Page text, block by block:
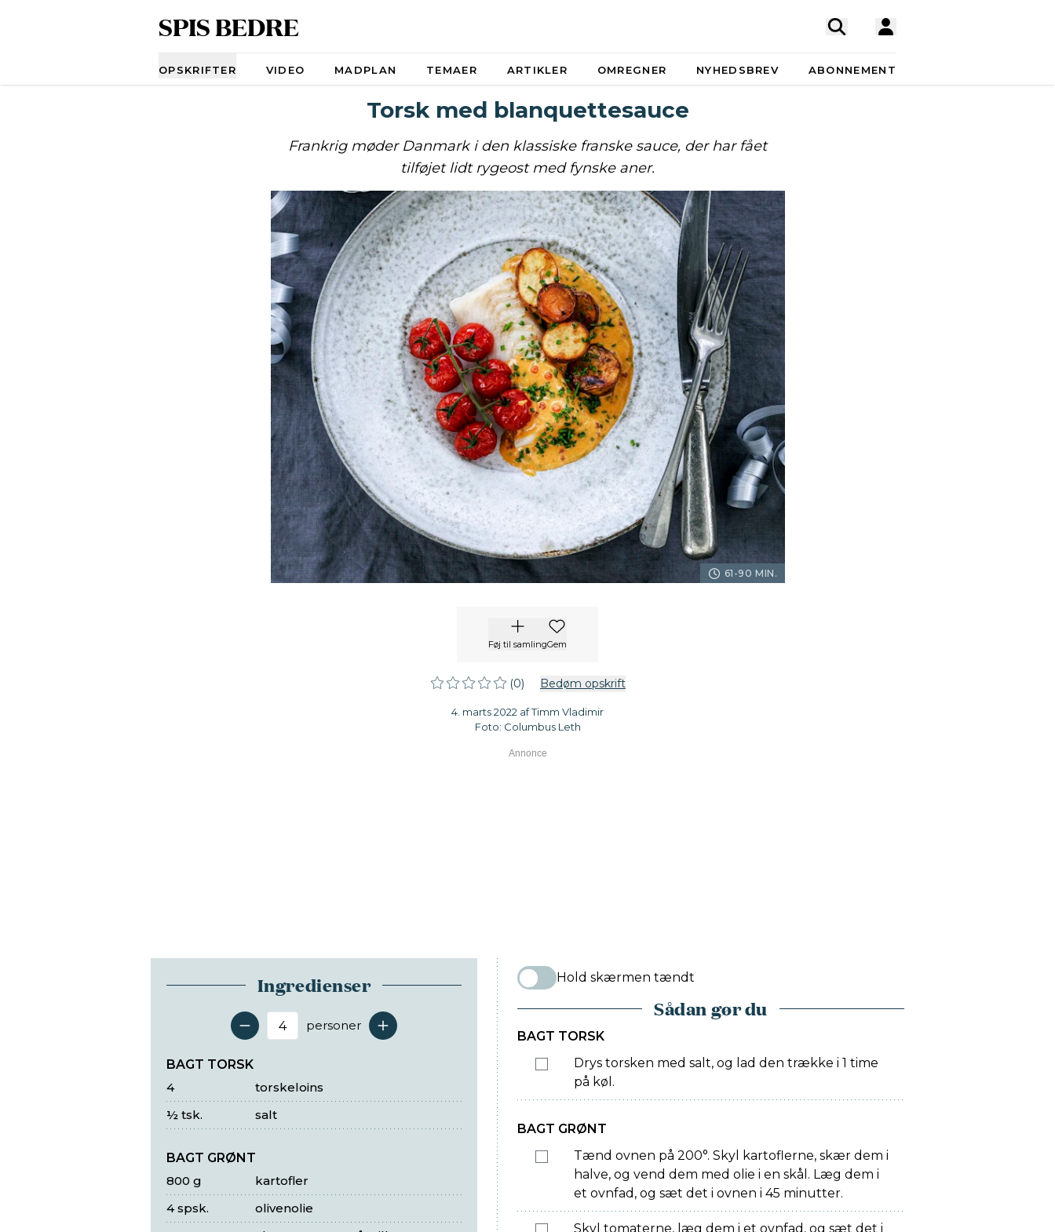
SPIS BEDRE
OPSKRIFTER VIDEO MADPLAN TEMAER ARTIKLER OMREGNER NYHEDSBREV ABONNEMENT
Torsk med blanquettesauce
Frankrig møder Danmark i den klassiske franske sauce, der har fået
tilføjet lidt rygeost med fynske aner.
61-90 MIN.
Føj til samlingGem
(0) Bedøm opskrift
4. marts 2022 af Timm Vladimir
Foto: Columbus Leth
Ingredienser
Antal serveringer
personer
BAGT TORSK
torskeloins
4
salt
½ tsk.
BAGT GRØNT
kartofler
800 g
olivenolie
4 spsk.
Hold skærmen tændt
Sådan gør du
BAGT TORSK
Drys torsken med salt, og lad den trække i 1 time
på køl.
BAGT GRØNT
Tænd ovnen på 200°. Skyl kartoflerne, skær dem i
halve, og vend dem med olie i en skål. Læg dem i
et ovnfad, og sæt det i ovnen i 45 minutter.
Skyl tomaterne, læg dem i et ovnfad, og sæt det i